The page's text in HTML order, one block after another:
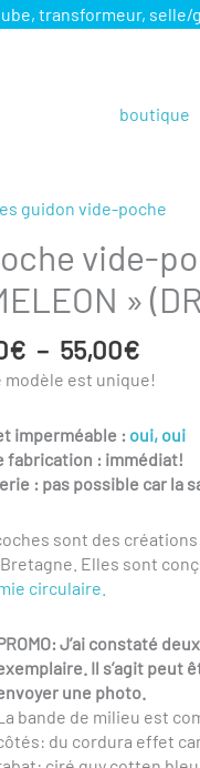
transformeur,
boutique
guidon vide-poche
vide-
»
€ – 55,00€Plage
de
prix :
à
modèle est unique!
imperméable : oui, oui
fabrication : immédiat!
: pas possible car la
sont des
Elles sont
circulaire.
J’ai constaté
Il s’agit peut
une photo.
bande de milieu est
du cordura effet